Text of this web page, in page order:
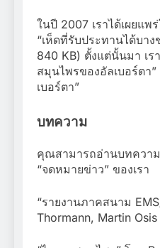
ในปี 2007 เราได้เผยแพ
“เห็ดที่รับประทานได้บา
840 KB) ตั้งแต่นั้นมา เร
สมุนไพรของอัลเบอร์ตา
เบอร์ตา”
บทความ
คุณสามารถอ่านบทควา
“จดหมายข่าว” ของเรา
“รายงานภาคสนาม
Thormann, Martin